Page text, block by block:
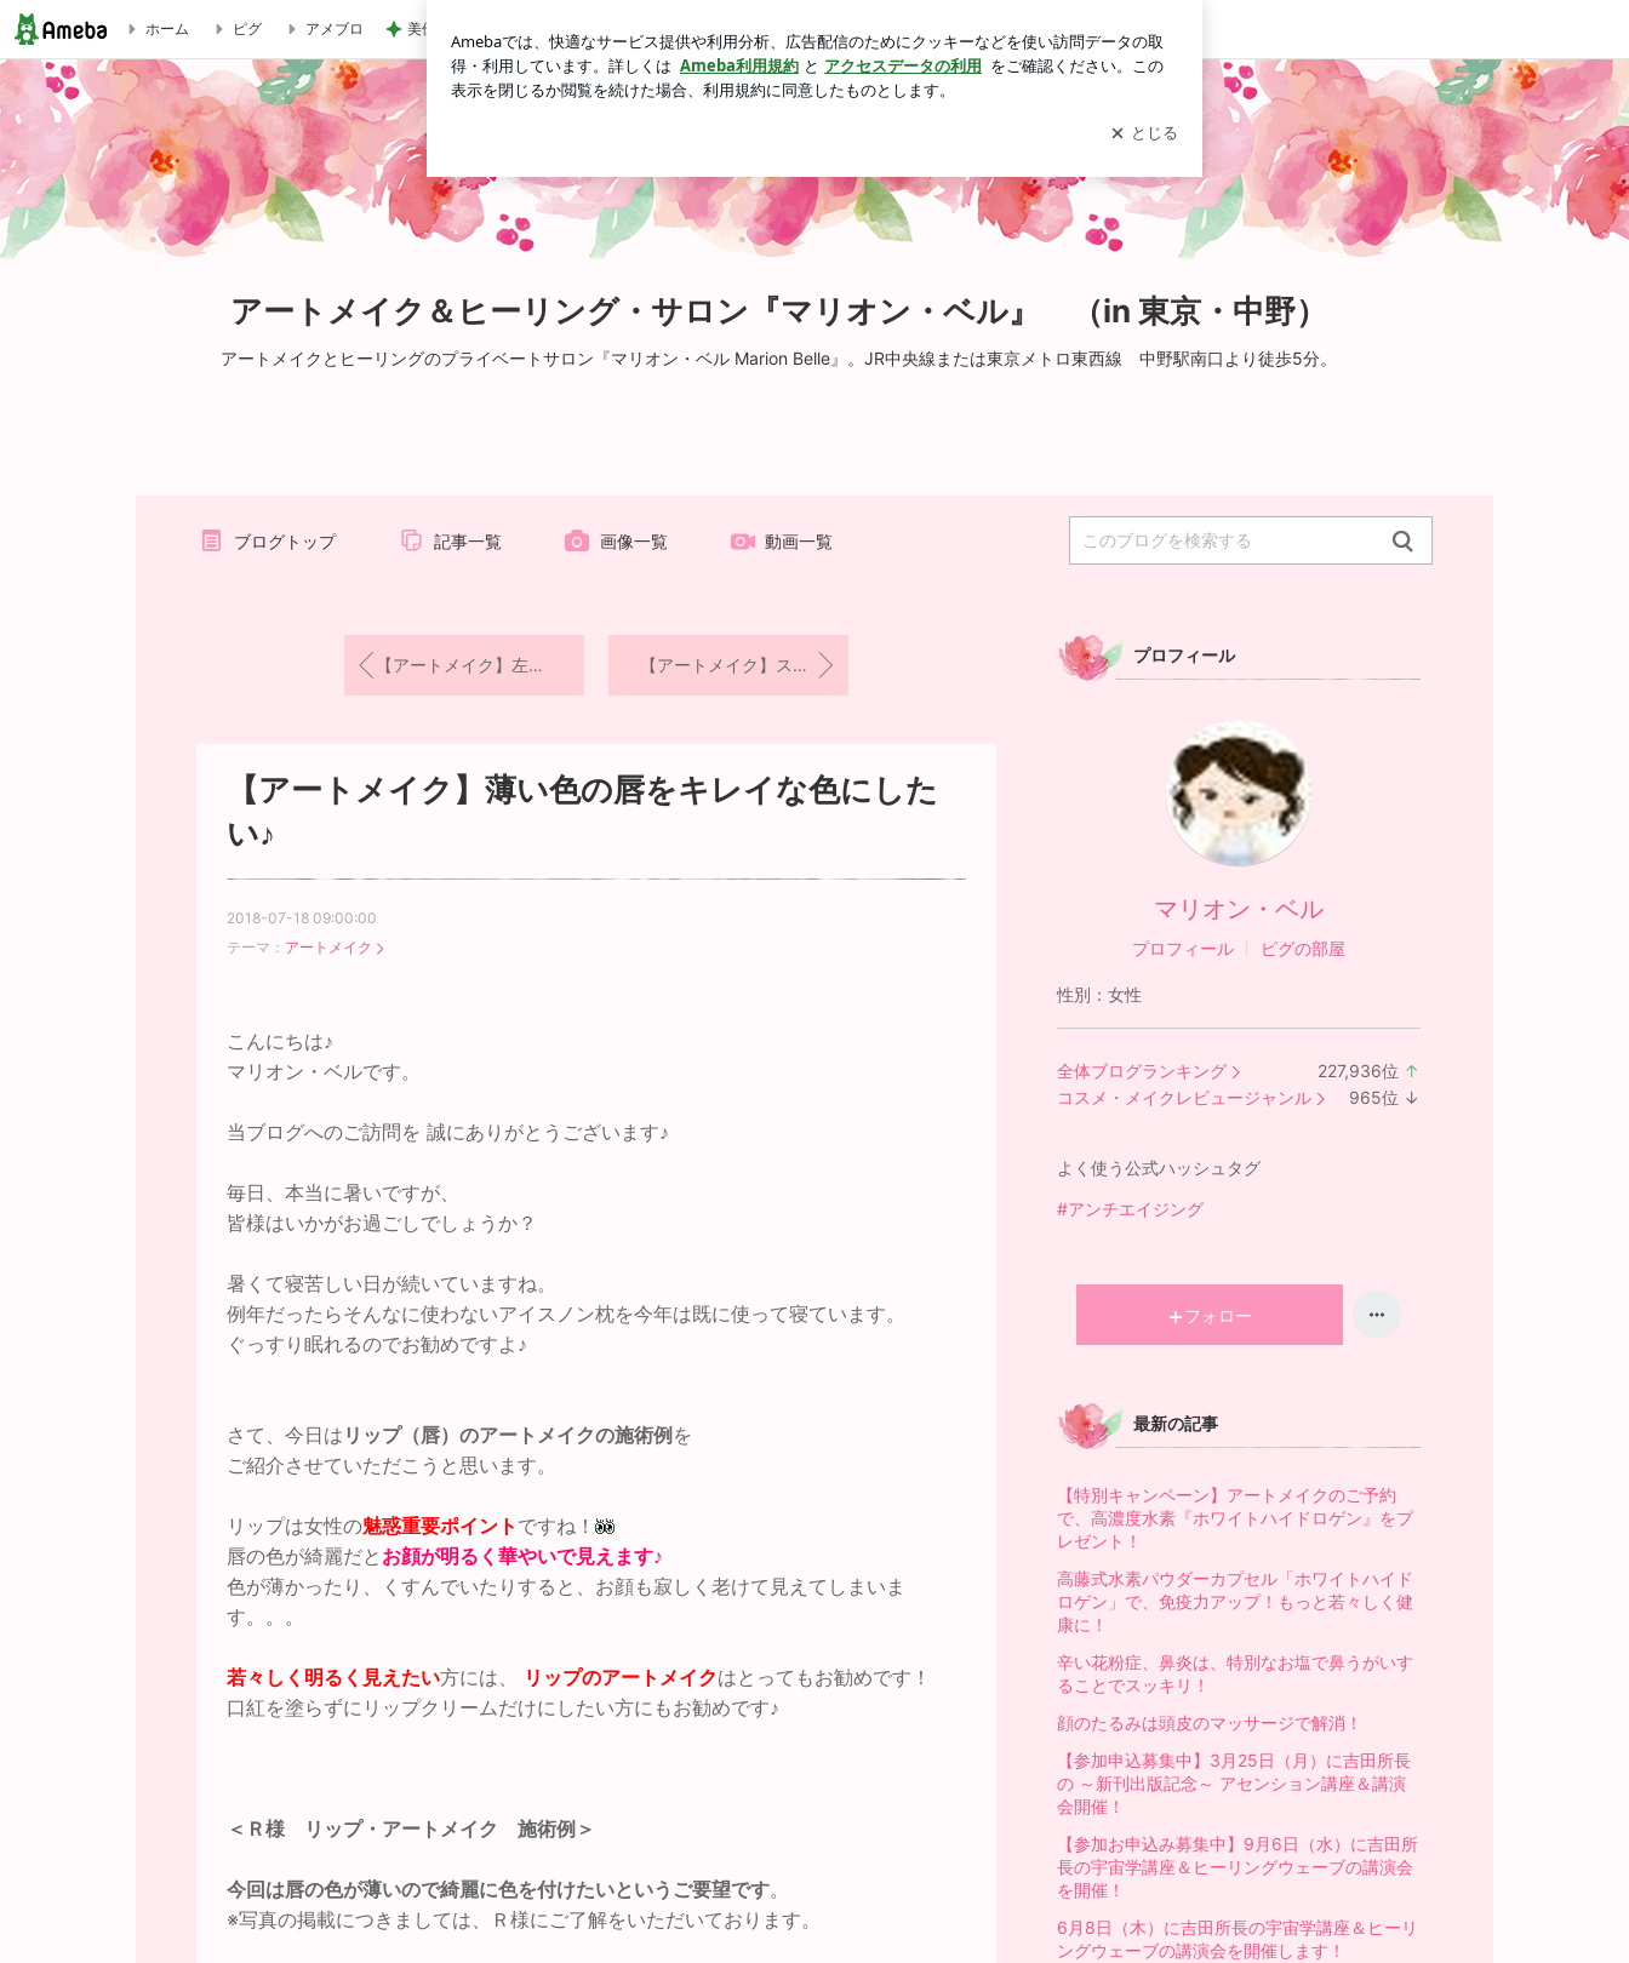
【アートメイク】薄い色の唇をキレイな色にしたい♪ | アートメイク＆ヒーリング・サロン『マリオン・ベル』 （in 東京・中野）
ホーム ピグ アメブロ 美優 忘れていた圧縮ポーチの機能 ログイン
アートメイク＆ヒーリング・サロン『マリオン・ベル』 （in 東京・中野）
アートメイクとヒーリングのプライベートサロン『マリオン・ベル Marion Belle』。JR中央線または東京メトロ東西線 中野駅南口より徒歩5分。
ブログトップ 記事一覧 画像一覧 動画一覧
【アートメイク】左右バランス整え、ストレート眉に♪ 【アートメイク】ストレート太眉で目元イキイキ美人♪
【アートメイク】薄い色の唇をキレイな色にした
い♪
2018-07-18 09:00:00
テーマ： アートメイク
こんにちは♪
マリオン・ベルです。
当ブログへのご訪問を 誠にありがとうございます♪
毎日、本当に暑いですが、
皆様はいかがお過ごしでしょうか？
暑くて寝苦しい日が続いていますね。
例年だったらそんなに使わないアイスノン枕を今年は既に使って寝ています。
ぐっすり眠れるのでお勧めですよ♪
さて、今日は リップ（唇）のアートメイクの施術例 を
ご紹介させていただこうと思います。
リップは女性の魅惑重要ポイント ですね！
唇の色が綺麗だと お顔が明るく華やいで見えます♪
色が薄かったり、くすんでいたりすると、お顔も寂しく老けて見えてしまいま
す。。。
若々しく明るく見えたい方には、 リップのアートメイクはとってもお勧めです！
口紅を塗らずにリップクリームだけにしたい方にもお勧めです♪
＜Ｒ様 リップ・アートメイク 施術例＞
今回は唇の色が薄いので綺麗に色を付けたいというご要望です。
※写真の掲載につきましては、Ｒ様にご了解をいただいております。
プロフィール
マリオン・ベル
プロフィール ピグの部屋
性別： 女性
全体ブログランキング 227,936位 ↑
コスメ・メイクレビュージャンル 965位 ↓
よく使う公式ハッシュタグ
#アンチエイジング
フォロー
最新の記事
【特別キャンペーン】アートメイクのご予約
で、高濃度水素『ホワイトハイドロゲン』をプ
レゼント！
高藤式水素パウダーカプセル「ホワイトハイド
ロゲン」で、免疫力アップ！もっと若々しく健
康に！
辛い花粉症、鼻炎は、特別なお塩で鼻うがいす
ることでスッキリ！
顔のたるみは頭皮のマッサージで解消！
【参加申込募集中】3月25日（月）に吉田所長
の ～新刊出版記念～ アセンション講座＆講演
会開催！
【参加お申込み募集中】9月6日（水）に吉田所
長の宇宙学講座＆ヒーリングウェーブの講演会
を開催！
6月8日（木）に吉田所長の宇宙学講座＆ヒーリ
ングウェーブの講演会を開催します！